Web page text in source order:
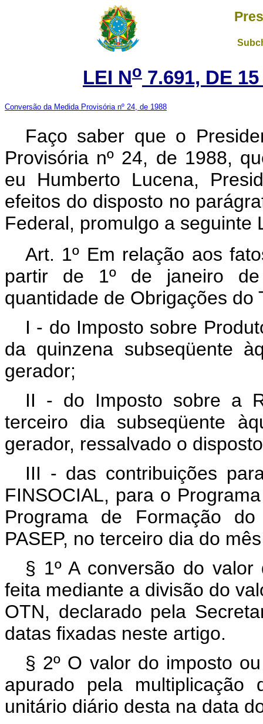
LEI No 7.691, DE
Conversão da Medida Provisória nº 24, de 1988
Faço saber que o
Provisória nº 24, de 1988,
eu Humberto Lucena,
efeitos do disposto no
Federal, promulgo a seguinte
Art. 1º Em relação aos
partir de 1º de janeiro
quantidade de Obrigações do
I - do Imposto sobre
da quinzena subseqüente
gerador;
II - do Imposto sobre a
terceiro dia subseqüente
gerador, ressalvado o
III - das contribuições
FINSOCIAL, para o
Programa de Formação
PASEP, no terceiro dia do
§ 1º A conversão do
feita mediante a divisão do
OTN, declarado pela
datas fixadas neste artigo.
§ 2º O valor do imposto
apurado pela
unitário diário desta na data